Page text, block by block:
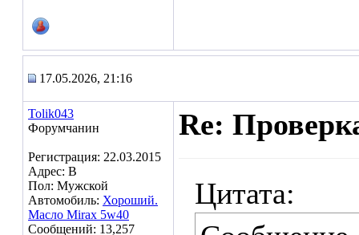
17.05.2026, 21:16
Tolik043
Форумчанин
Регистрация: 22.03.2015
Адрес: В
Пол: Мужской
Автомобиль: Хороший.
Масло Mirax 5w40
Сообщений: 13,257
Re:
Цитата: